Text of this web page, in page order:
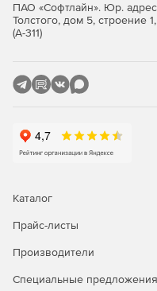
ПАО «Софтлайн». Юр.
Толстого, дом 5, строение
(А-311)
Каталог
Прайс-листы
Производители
Специальные предложения